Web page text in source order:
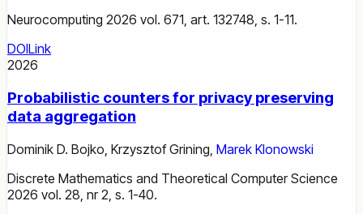
Neurocomputing 2026 vol. 671, art. 132748, s. 1-11.
DOILink
2026
Probabilistic counters for privacy preserving
data aggregation
Dominik D. Bojko Krzysztof Grining Marek Klonowski
Discrete Mathematics and Theoretical Computer Science
2026 vol. 28, nr 2, s. 1-40.